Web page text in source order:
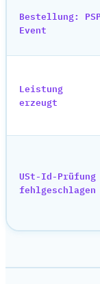
Bestellung:
Event
Leistung
erzeugt
USt-Id-Prüfung
fehlgeschlagen